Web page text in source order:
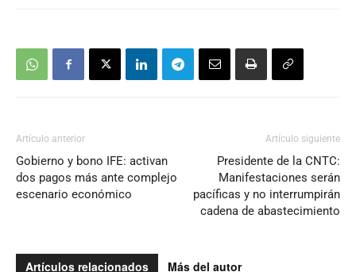
Artículo anterior
Gobierno y bono IFE: activan
dos pagos más ante complejo
escenario económico
Artículo siguiente
Presidente de la CNTC:
Manifestaciones serán
pacíficas y no interrumpirán
cadena de abastecimiento
Artículos relacionados Más del autor